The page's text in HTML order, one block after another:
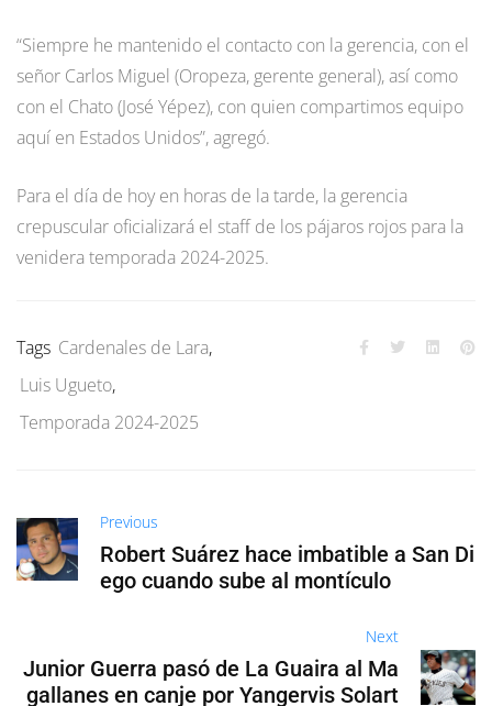
“Siempre he mantenido el contacto con la gerencia, con el
señor Carlos Miguel (Oropeza, gerente general), así como
con el Chato (José Yépez), con quien compartimos equipo
aquí en Estados Unidos”, agregó.
Para el día de hoy en horas de la tarde, la gerencia
crepuscular oficializará el staff de los pájaros rojos para la
venidera temporada 2024-2025.
Tags Cardenales de Lara,
Luis Ugueto,
Temporada 2024-2025
Previous
Robert Suárez hace imbatible a San Di
ego cuando sube al montículo
Next
Junior Guerra pasó de La Guaira al Ma
gallanes en canje por Yangervis Solart